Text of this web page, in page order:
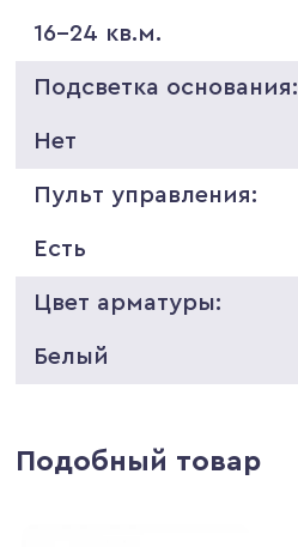
16-24 кв.м.
Подсветка основания:
Нет
Пульт управления:
Есть
Цвет арматуры:
Белый
Подобный товар